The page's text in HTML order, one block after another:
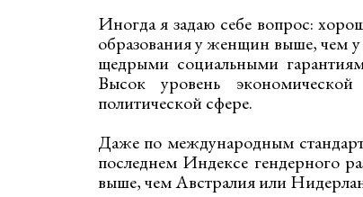
Иногда я задаю себе вопрос:
образования у женщин выше, чем
щедрыми социальными
Высок уровень
политической сфере.
Даже по международным
последнем Индексе гендерного
выше, чем Австралия или